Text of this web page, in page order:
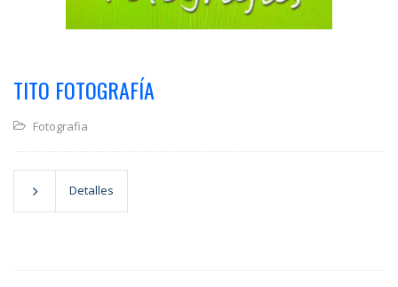
TITO FOTOGRAFÍA
Fotografia
Detalles